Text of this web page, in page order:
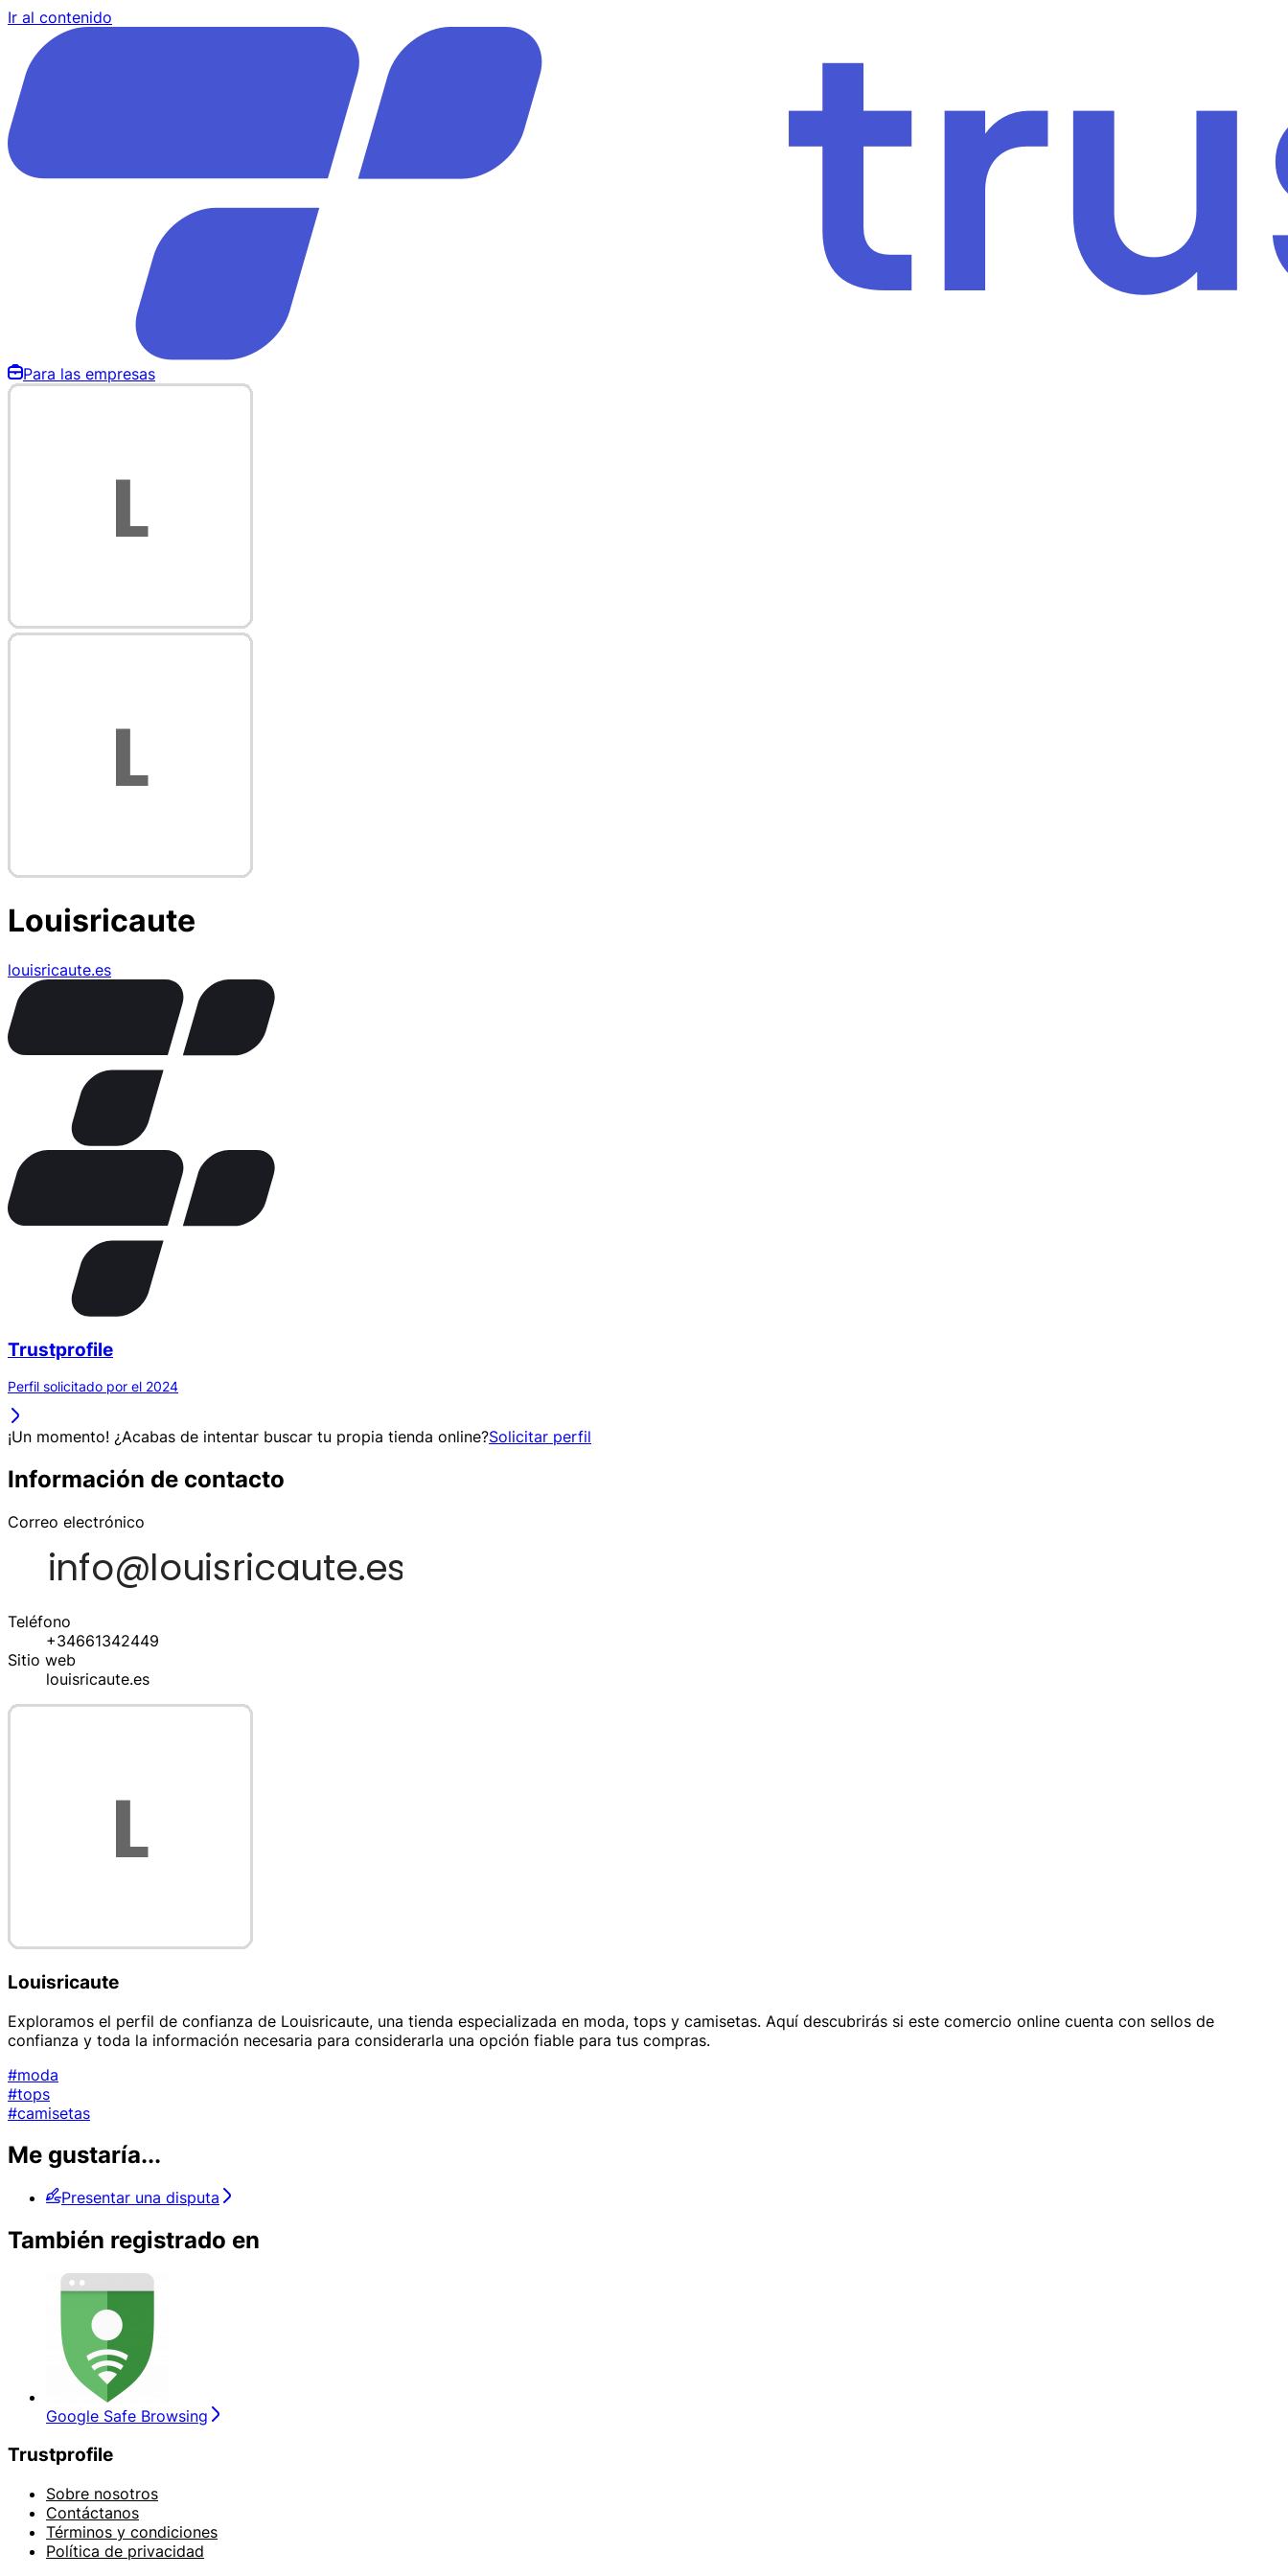
Ir al contenido
Para las empresas
Louisricaute
louisricaute.es
Trustprofile
Perfil solicitado por el 2024
¡Un momento! ¿Acabas de intentar buscar tu propia tienda online?Solicitar perfil
Información de contacto
Correo electrónico
Teléfono
+34661342449
Sitio web
louisricaute.es
Louisricaute
Exploramos el perfil de confianza de Louisricaute, una tienda especializada en moda, tops y camisetas. Aquí descubrirás si este comercio online cuenta con sellos de
confianza y toda la información necesaria para considerarla una opción fiable para tus compras.
#moda
#tops
#camisetas
Me gustaría...
Presentar una disputa
También registrado en
Google Safe Browsing
Trustprofile
Sobre nosotros
Contáctanos
Términos y condiciones
Política de privacidad